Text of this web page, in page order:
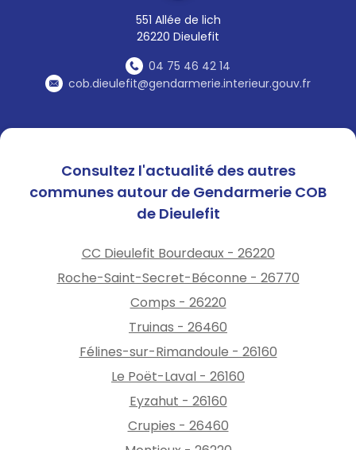
551 Allée de lich
26220 Dieulefit
04 75 46 42 14
cob.dieulefit@gendarmerie.interieur.gouv.fr
Consultez l'actualité des autres
communes autour de Gendarmerie COB
de Dieulefit
CC Dieulefit Bourdeaux - 26220
Roche-Saint-Secret-Béconne - 26770
Comps - 26220
Truinas - 26460
Félines-sur-Rimandoule - 26160
Le Poët-Laval - 26160
Eyzahut - 26160
Crupies - 26460